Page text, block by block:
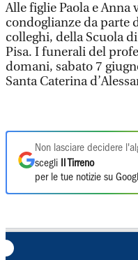
Alle figlie Paola e Anna
condoglianze da parte
colleghi, della Scuola
Pisa. I funerali del
domani, sabato 7
Santa Caterina
Non lasciare decidere
scegli
Il Tirreno
per le tue notizie su